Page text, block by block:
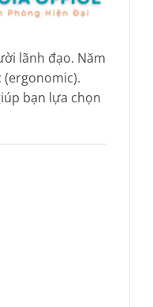
lãnh đạo. Năm
bạn lựa chọn